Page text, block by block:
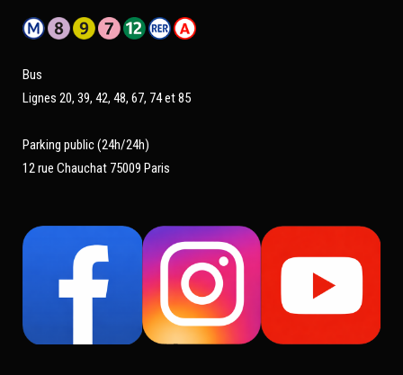
Bus
Lignes 20, 39, 42, 48, 67, 74 et 85
Parking public (24h/24h)
12 rue Chauchat 75009 Paris